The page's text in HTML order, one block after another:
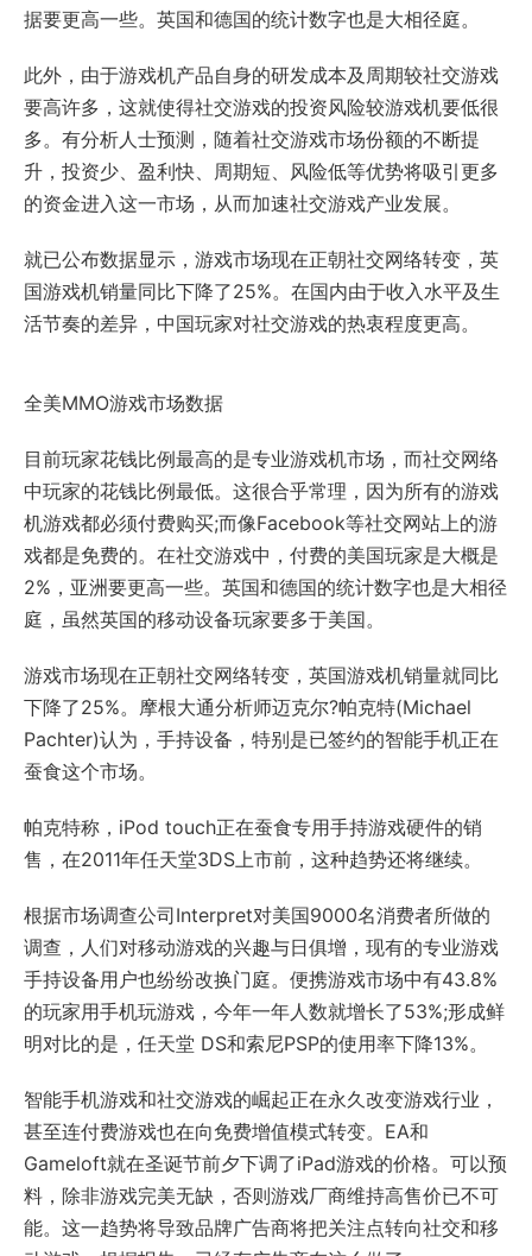
据要更高一些。英国和德国的统计数字也是大相径庭。
此外，由于游戏机产品自身的研发成本及周期较社交游戏
要高许多，这就使得社交游戏的投资风险较游戏机要低很
多。有分析人士预测，随着社交游戏市场份额的不断提
升，投资少、盈利快、周期短、风险低等优势将吸引更多
的资金进入这一市场，从而加速社交游戏产业发展。
就已公布数据显示，游戏市场现在正朝社交网络转变，英
国游戏机销量同比下降了25%。在国内由于收入水平及生
活节奏的差异，中国玩家对社交游戏的热衷程度更高。
全美MMO游戏市场数据
目前玩家花钱比例最高的是专业游戏机市场，而社交网络
中玩家的花钱比例最低。这很合乎常理，因为所有的游戏
机游戏都必须付费购买;而像Facebook等社交网站上的游
戏都是免费的。在社交游戏中，付费的美国玩家是大概是
2%，亚洲要更高一些。英国和德国的统计数字也是大相径
庭，虽然英国的移动设备玩家要多于美国。
游戏市场现在正朝社交网络转变，英国游戏机销量就同比
下降了25%。摩根大通分析师迈克尔?帕克特(Michael
Pachter)认为，手持设备，特别是已签约的智能手机正在
蚕食这个市场。
帕克特称，iPod touch正在蚕食专用手持游戏硬件的销
售，在2011年任天堂3DS上市前，这种趋势还将继续。
根据市场调查公司Interpret对美国9000名消费者所做的
调查，人们对移动游戏的兴趣与日俱增，现有的专业游戏
手持设备用户也纷纷改换门庭。便携游戏市场中有43.8%
的玩家用手机玩游戏，今年一年人数就增长了53%;形成鲜
明对比的是，任天堂 DS和索尼PSP的使用率下降13%。
智能手机游戏和社交游戏的崛起正在永久改变游戏行业，
甚至连付费游戏也在向免费增值模式转变。EA和
Gameloft就在圣诞节前夕下调了iPad游戏的价格。可以预
料，除非游戏完美无缺，否则游戏厂商维持高售价已不可
能。这一趋势将导致品牌广告商将把关注点转向社交和移